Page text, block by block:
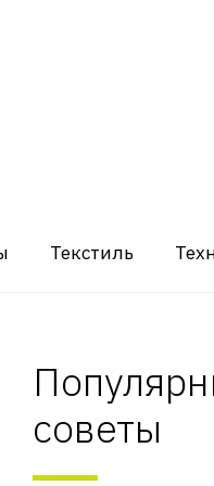
Текстиль
советы